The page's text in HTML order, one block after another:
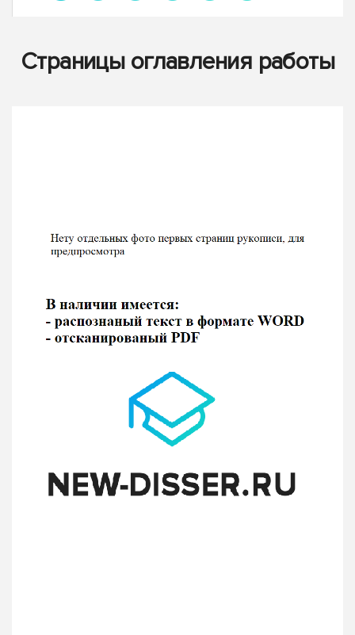
Страницы оглавления работы